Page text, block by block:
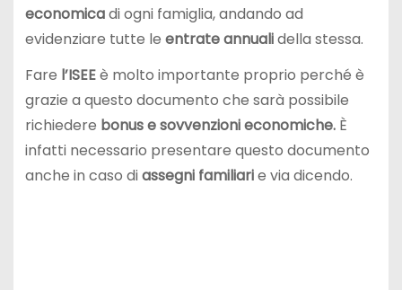
economicadi ogni famiglia, andando ad
evidenziare tutte le entrate annualidella stessa.
Fare l’ISEEè molto importante proprio perché è
grazie a questo documento che sarà possibile
richiedere bonus e sovvenzioni economiche.È
infatti necessario presentare questo documento
anche in caso diassegni familiarie via dicendo.